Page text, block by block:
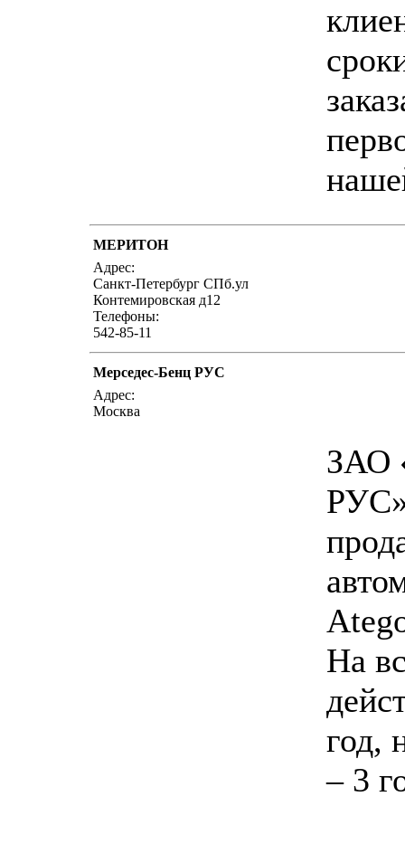
МЕРИТОН
Адрес:
Санкт-Петербург СПб.ул
Контемировская д12
Телефоны:
542-85-11
Мерседес-Бенц РУС
Адрес:
Москва
ЗАО
На
год,
– 3